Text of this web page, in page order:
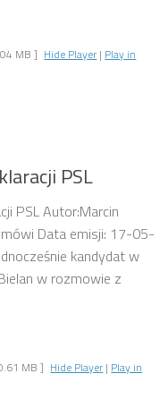
MB ] Hide Player | Play in
PSL
PSL Autor:Marcin
Data emisji: 17-05-
kandydat w
w rozmowie z
MB ] Hide Player | Play in